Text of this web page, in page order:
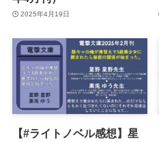
2025年4月19日
【#ライトノベル感想】星